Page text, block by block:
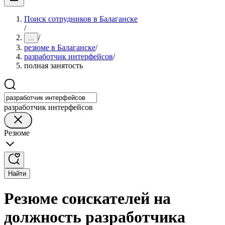
Поиск сотрудников в Балаганске
/
... /
резюме в Балаганске/
разработчик интерфейсов/
полная занятость
разработчик интерфейсов
Резюме
Найти
Резюме соискателей на
должность разработчика